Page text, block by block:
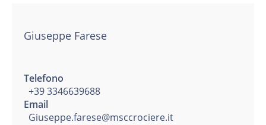
Giuseppe Farese
Telefono
+39 3346639688
Email
Giuseppe.farese@msccrociere.it